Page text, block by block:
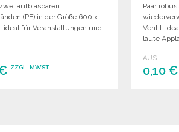
aufblasbaren
(PE) in der Größe 600 x
ideal für Veranstaltungen und
ZZGL. MWST.
Paar
Ventil.
laute
AUS
0,10 €